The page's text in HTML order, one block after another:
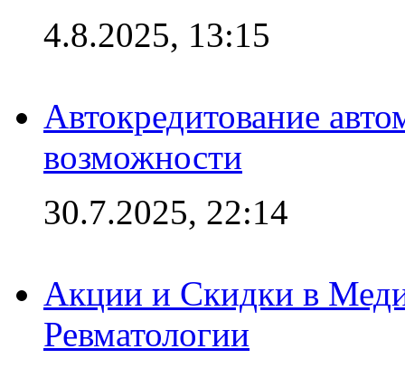
4.8.2025, 13:15
Автокредитование
возможности
30.7.2025, 22:14
Акции и Скидки в
Ревматологии